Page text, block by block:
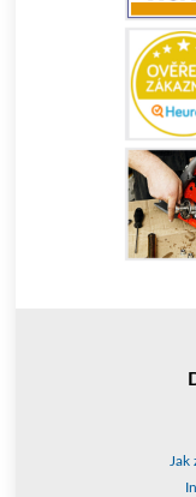
Jak